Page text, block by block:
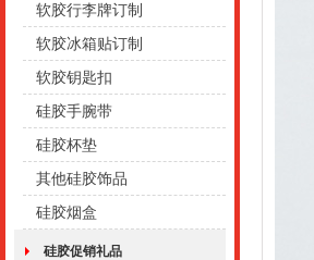
软胶行李牌订制
软胶冰箱贴订制
软胶钥匙扣
硅胶手腕带
硅胶杯垫
其他硅胶饰品
硅胶烟盒
硅胶促销礼品